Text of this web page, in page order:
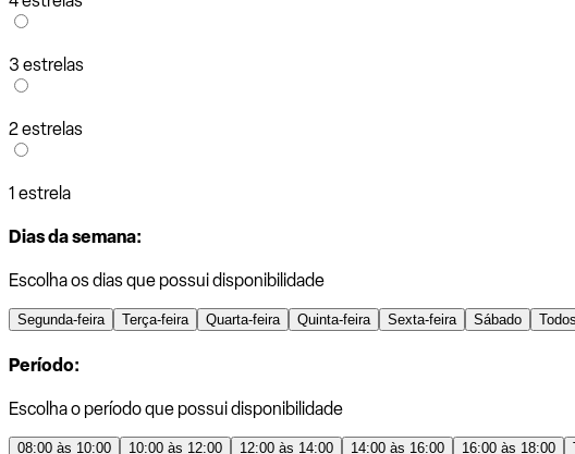
3 estrelas
2 estrelas
1 estrela
Dias da semana:
Escolha os dias que possui disponibilidade
Segunda-feira Terça-feira Quarta-feira Quinta-feira Sexta-feira Sábado Todos
Período:
Escolha o período que possui disponibilidade
08:00 às 10:00 10:00 às 12:00 12:00 às 14:00 14:00 às 16:00 16:00 às 18:00